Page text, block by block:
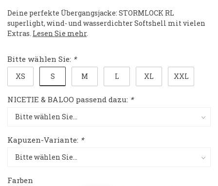
Deine perfekte Übergangsjacke: STORMLOCK RL
superlight, wind- und wasserdichter Softshell mit vielen
Extras. Lesen Sie mehr.
Bitte wählen Sie: *
XS S M L XL XXL
NICETIE & BALOO passend dazu: *
Kapuzen-Variante: *
Farben